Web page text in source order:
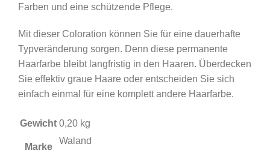
/
Hellkupfer
Blond
Menge
Farben und eine schützende Pflege.
Mit dieser Coloration können Sie für eine dauerhafte
Typveränderung sorgen. Denn diese permanente
Haarfarbe bleibt langfristig in den Haaren. Überdecken
Sie effektiv graue Haare oder entscheiden Sie sich
einfach einmal für eine komplett andere Haarfarbe.
Gewicht 0,20 kg
Marke
Waland